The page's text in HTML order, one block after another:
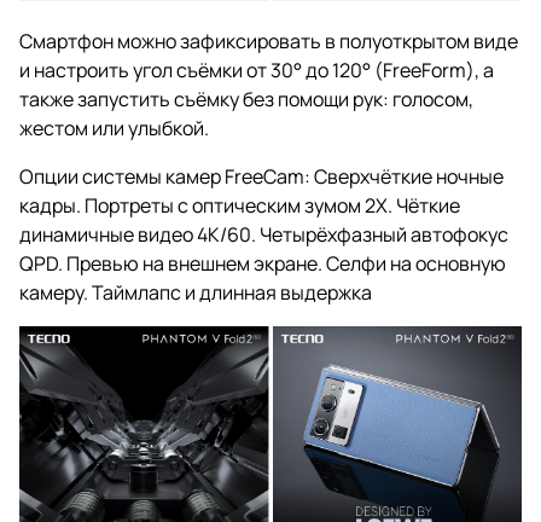
Смартфон можно зафиксировать в полуоткрытом виде
и настроить угол съёмки от 30° до 120° (FreeForm), а
также запустить съёмку без помощи рук: голосом,
жестом или улыбкой.
Опции системы камер FreeCam: Сверхчёткие ночные
кадры. Портреты с оптическим зумом 2X. Чёткие
динамичные видео 4K/60. Четырёхфазный автофокус
QPD. Превью на внешнем экране. Селфи на основную
камеру. Таймлапс и длинная выдержка